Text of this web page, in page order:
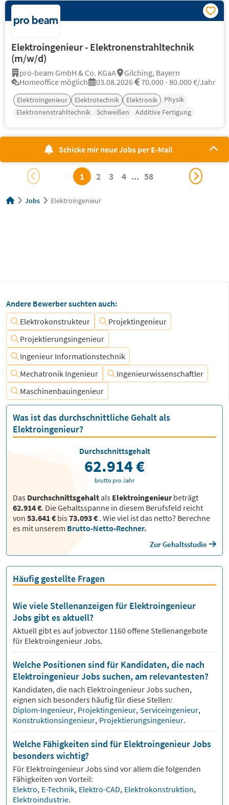
Elektroingenieur - Elektronenstrahltechnik
(m/w/d)
pro-beam GmbH & Co. KGaA
Gilching, Bayern
Homeoffice möglich
03.08.2026 70.000 - 80.000 €/Jahr
Elektroingenieur Elektrotechnik Elektronik
Physik
Elektronenstrahltechnik
Schweißen Additive Fertigung
Schicke mir neue Jobs per E-Mail
1 2 3 4 ... 58
Jobs Elektroingenieur
Andere Bewerber suchten auch:
Elektrokonstrukteur
Projektingenieur
Projektierungsingenieur
Ingenieur Informationstechnik
Mechatronik Ingenieur
Ingenieurwissenschaftler
Maschinenbauingenieur
Was ist das durchschnittliche Gehalt als
Elektroingenieur?
Das Durchschnittsgehaltals Elektroingenieurbeträgt
62.914 €. Die Gehaltsspanne in diesem Berufsfeld reicht
von 53.641 € bis73.093 € . Wie viel ist das netto? Berechne
es mit unserem Brutto-Netto-Rechner.
Zur Gehaltsstudie
Durchschnittsgehalt
62.914 €
brutto pro Jahr
Häufig gestellte Fragen
Wie viele Stellenanzeigen für Elektroingenieur
Jobs gibt es aktuell?
Aktuell gibt es auf jobvector 1160offene Stellenangebote
für Elektroingenieur Jobs.
Welche Positionen sind für Kandidaten, die nach
Elektroingenieur Jobs suchen, am relevantesten?
Kandidaten, die nach ElektroingenieurJobs suchen,
eignen sich besonders häufig für diese Stellen:
Diplom-Ingenieur, Projektingenieur, Serviceingenieur,
Konstruktionsingenieur, Projektierungsingenieur.
Welche Fähigkeiten sind für Elektroingenieur Jobs
besonders wichtig?
Für ElektroingenieurJobs sind vor allem die folgenden
Fähigkeiten von Vorteil:
Elektro, E-Technik, Elektro-CAD, Elektrokonstruktion,
Elektroindustrie.